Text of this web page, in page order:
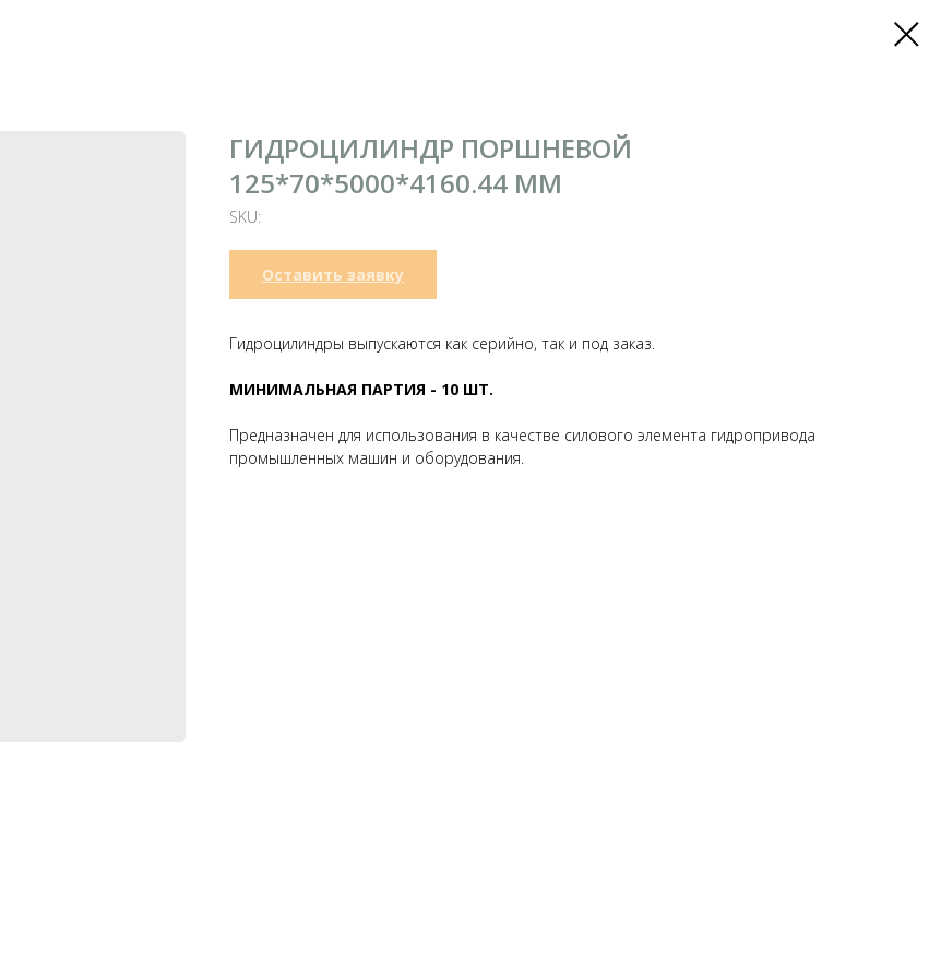
ГИДРОЦИЛИНДР ПОРШНЕВОЙ
125*70*5000*4160.44 ММ
SKU:
Оставить заявку
Гидроцилиндры выпускаются как серийно, так и под заказ.
МИНИМАЛЬНАЯ ПАРТИЯ - 10 ШТ.
Предназначен для использования в качестве силового элемента гидропривода
промышленных машин и оборудования.